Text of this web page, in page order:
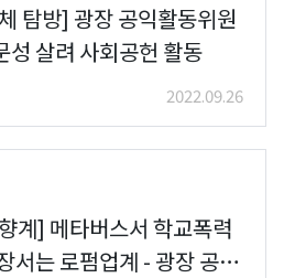
탐방] 광장 공익활동위원
성 살려 사회공헌 활동
2022.09.26
계] 메타버스서 학교폭력
는 로펌업계 - 광장 공익